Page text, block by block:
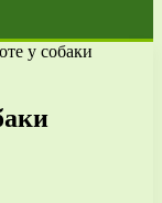
у собаки